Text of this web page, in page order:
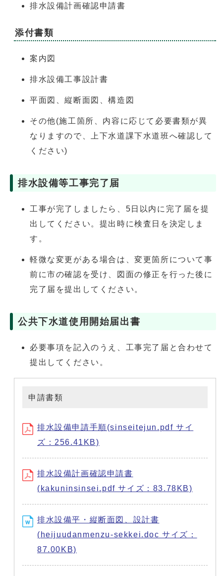
排水設備計画確認申請書
添付書類
案内図
排水設備工事設計書
平面図、縦断面図、構造図
その他(施工箇所、内容に応じて必要書類が異
なりますので、上下水道課下水道班へ確認して
ください)
排水設備等工事完了届
工事が完了しましたら、5日以内に完了届を提
出してください。提出時に検査日を決定しま
す。
軽微な変更がある場合は、変更箇所について事
前に市の確認を受け、図面の修正を行った後に
完了届を提出してください。
公共下水道使用開始届出書
必要事項を記入のうえ、工事完了届と合わせて
提出してください。
申請書類
排水設備申請手順(sinseitejun.pdf サイ
ズ：256.41KB)
排水設備計画確認申請書
(kakuninsinsei.pdf サイズ：83.78KB)
排水設備平・縦断面図、設計書
(heijuudanmenzu-sekkei.doc サイズ：
87.00KB)